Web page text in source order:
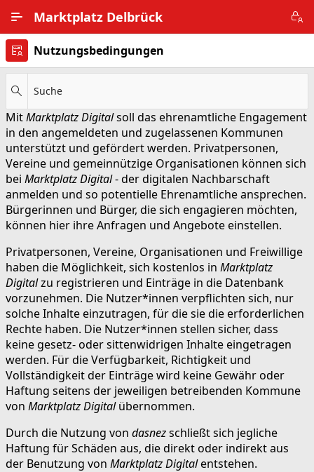
Marktplatz Delbrück
Alle Ortsteile
Impressum
Nutzungsbedingungen
Datenschutz
Nutzungsbedingungen
Suche
MitMarktplatz Digitalsoll das ehrenamtliche Engagement
in den angemeldeten und zugelassenen Kommunen
unterstützt und gefördert werden. Privatpersonen,
Vereine und gemeinnützige Organisationen können sich
bei Marktplatz Digital- der digitalen Nachbarschaft
anmelden und so potentielle Ehrenamtliche ansprechen.
Bürgerinnen und Bürger, die sich engagieren möchten,
können hier ihre Anfragen und Angebote einstellen.
Privatpersonen, Vereine, Organisationen und Freiwillige
haben die Möglichkeit, sich kostenlos in Marktplatz
Digitalzu registrieren und Einträge in die Datenbank
vorzunehmen. Die Nutzer*innen verpflichten sich, nur
solche Inhalte einzutragen, für die sie die erforderlichen
Rechte haben. Die Nutzer*innen stellen sicher, dass
keine gesetz- oder sittenwidrigen Inhalte eingetragen
werden. Für die Verfügbarkeit, Richtigkeit und
Vollständigkeit der Einträge wird keine Gewähr oder
Haftung seitens der jeweiligen betreibenden Kommune
von Marktplatz Digitalübernommen.
Durch die Nutzung von dasnezschließt sich jegliche
Haftung für Schäden aus, die direkt oder indirekt aus
der Benutzung von Marktplatz Digitalentstehen.